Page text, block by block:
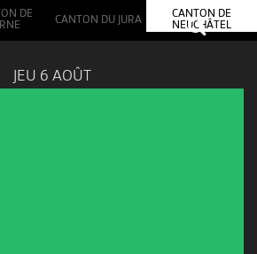
DE
CANTON DU JURA
CANTON DE
NEUCHÂTEL
JEU 6 AOÛT